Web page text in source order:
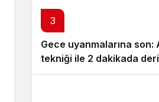
3
Gece uyanmalarına son:
tekniği ile 2 dakikada
dalın